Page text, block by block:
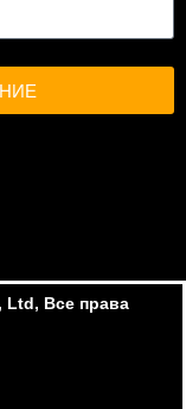
Ltd, Все права